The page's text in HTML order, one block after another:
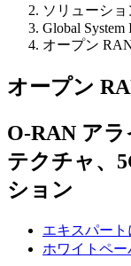
ソリューショ
Global System
オープン
オープン
O-RAN ア
テクチャ、
ション
エキスパート
ホワイトペ